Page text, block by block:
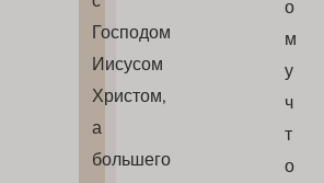
Господом
Иисусом
Христом,
а
большего
о
м
у
ч
т
о